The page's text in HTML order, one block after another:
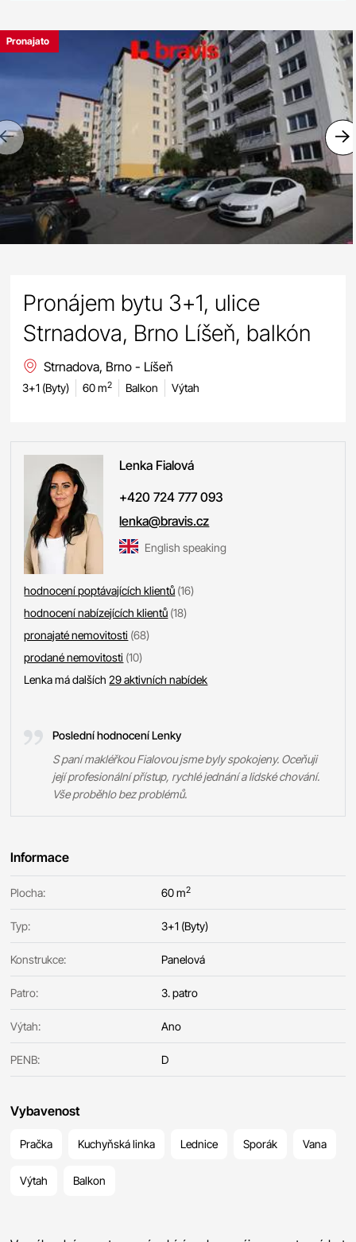
Previous
Pronajato
Pronájem bytu 3+1, ulice
Strnadova, Brno Líšeň, balkón
Strnadova, Brno - Líšeň
3+1 (Byty) 60 m2 Balkon Výtah
Lenka Fialová
+420 724 777 093
lenka@bravis.cz
English speaking
hodnocení poptávajících klientů (16)
hodnocení nabízejících klientů (18)
pronajaté nemovitosti (68)
prodané nemovitosti (10)
Lenka má dalších29 aktivních nabídek
Poslední hodnocení Lenky
S paní makléřkou Fialovou jsme byly spokojeny. Oceňuji
její profesionální přístup, rychlé jednání a lidské chování.
Vše proběhlo bez problémů.
Informace
Plocha: 60 m2
Typ: 3+1 (Byty)
Konstrukce: Panelová
Patro: 3. patro
Výtah: Ano
PENB: D
Vybavenost
Pračka Kuchyňská linka Lednice Sporák Vana
Výtah Balkon